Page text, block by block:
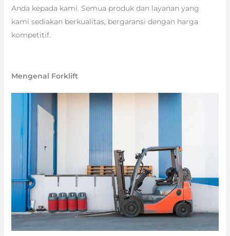
Anda kepada kami. Semua produk dan layanan yang
kami sediakan berkualitas, bergaransi dengan harga
kompetitif.
Mengenal Forklift